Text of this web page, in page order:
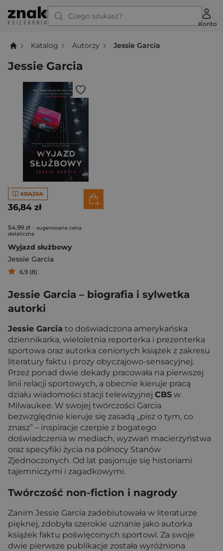
Czego szukasz?
Konto
Katalog Autorzy Jessie Garcia
Jessie Garcia
KSIĄŻKA
36,84 zł
54,99 zł - sugerowana cena
detaliczna
Wyjazd służbowy
Jessie Garcia
6,9 (8)
Jessie Garcia – biografia i sylwetka
autorki
Jessie Garcia to doświadczona amerykańska
dziennikarka, wieloletnia reporterka i prezenterka
sportowa oraz autorka cenionych książek z zakresu
literatury faktu i prozy obyczajowo-sensacyjnej.
Przez ponad dwie dekady pracowała na pierwszej
linii relacji sportowych, a obecnie kieruje pracą
działu wiadomości stacji telewizyjnej CBS w
Milwaukee. W swojej twórczości Garcia
bezwzględnie kieruje się zasadą „pisz o tym, co
znasz” – inspiracje czerpie z bogatego
doświadczenia w mediach, wyzwań macierzyństwa
oraz specyfiki życia na północy Stanów
Zjednoczonych. Od lat pasjonuje się historiami
tajemniczymi i zagadkowymi.
Twórczość non-fiction i nagrody
Zanim Jessie Garcia zadebiutowała w literaturze
pięknej, zdobyła szerokie uznanie jako autorka
książek faktu poświęconych sportowi. Za swoje
dwie pierwsze publikacje została wyróżniona